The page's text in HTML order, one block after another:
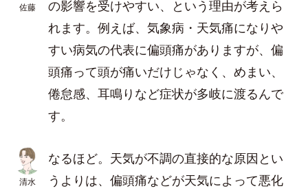
佐藤
の影響を受けやすい、という理由が考えら
れます。例えば、気象病・天気痛になりや
すい病気の代表に偏頭痛がありますが、偏
頭痛って頭が痛いだけじゃなく、めまい、
倦怠感、耳鳴りなど症状が多岐に渡るんで
す。
清水
なるほど。天気が不調の直接的な原因とい
うよりは、偏頭痛などが天気によって悪化